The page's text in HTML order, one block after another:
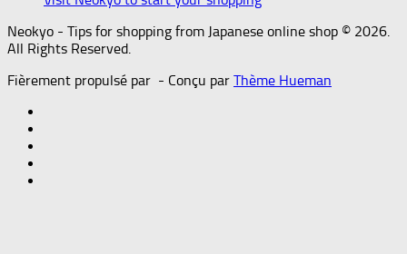
Neokyo - Tips for shopping from Japanese online shop © 2026.
All Rights Reserved.
Fièrement propulsé par - Conçu par Thème Hueman